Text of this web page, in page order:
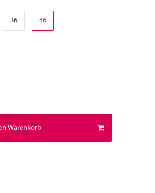
36 46
Warenkorb